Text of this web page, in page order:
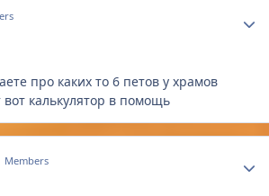
про каких то 6 петов у храмов
калькулятор в помощь
Members